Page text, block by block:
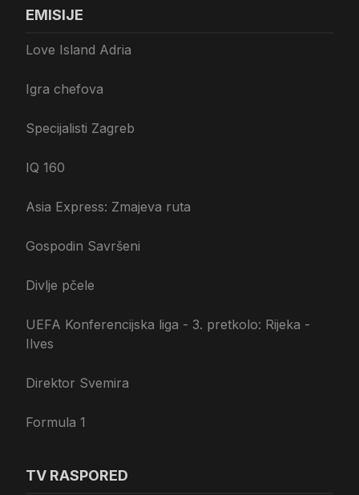
EMISIJE
Love Island Adria
Igra chefova
Specijalisti Zagreb
IQ 160
Asia Express: Zmajeva ruta
Gospodin Savršeni
Divlje pčele
UEFA Konferencijska liga - 3. pretkolo: Rijeka -
Ilves
Direktor Svemira
Formula 1
TV RASPORED